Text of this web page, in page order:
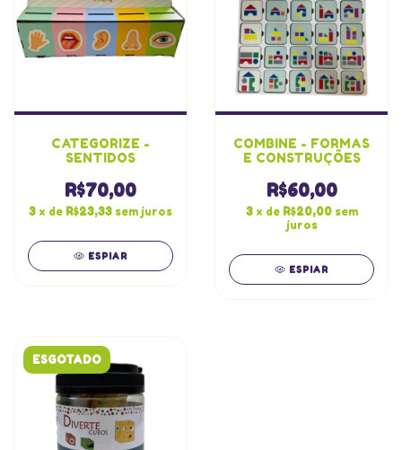
CATEGORIZE -
SENTIDOS
R$70,00
3 x de R$23,33 sem juros
ESPIAR
COMBINE - FORMAS
E CONSTRUÇÕES
R$60,00
3 x de R$20,00 sem
juros
ESPIAR
ESGOTADO